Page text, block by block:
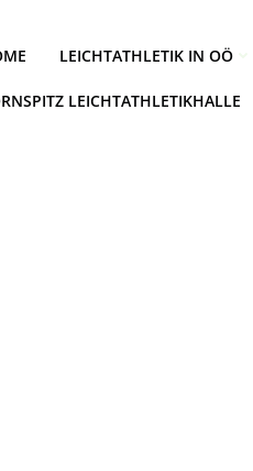
LEICHTATHLETIK IN OÖ
LEICHTATHLETIKHALLE